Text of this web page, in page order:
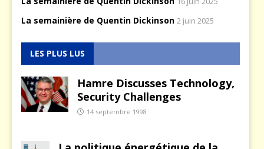
La semainière de Quentin Dickinson 2 juin 2025
LES PLUS LUS
Hamre Discusses Technology,
Security Challenges
14 septembre 1998